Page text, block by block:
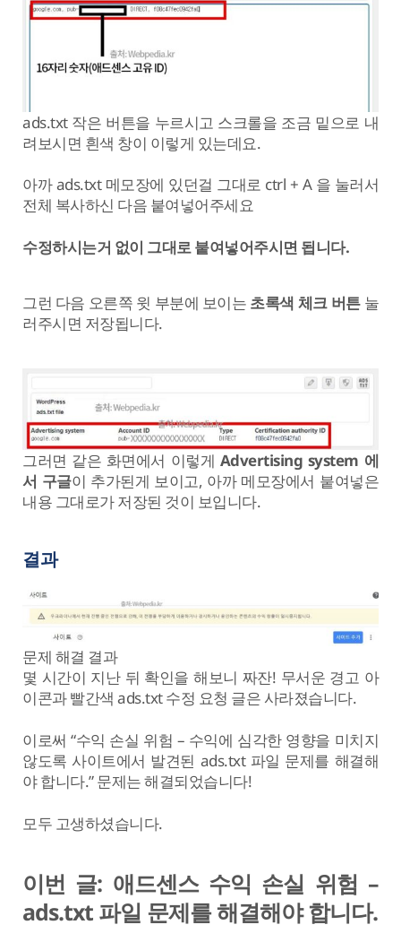
ads.txt 작은 버튼을 누르시고 스크롤을 조금 밑으로 내
려보시면 흰색 창이 이렇게 있는데요.
아까 ads.txt 메모장에 있던걸 그대로 ctrl + A 을 눌러서
전체 복사하신 다음 붙여넣어주세요
수정하시는거 없이 그대로 붙여넣어주시면 됩니다.
그런 다음 오른쪽 윗 부분에 보이는 초록색 체크 버튼눌
러주시면 저장됩니다.
그러면 같은 화면에서 이렇게 Advertising system 에
서 구글이 추가된게 보이고, 아까 메모장에서 붙여넣은
내용 그대로가 저장된 것이 보입니다.
결과
문제 해결 결과
몇 시간이 지난 뒤 확인을 해보니 짜잔! 무서운 경고 아
이콘과 빨간색 ads.txt 수정 요청 글은 사라졌습니다.
이로써 “수익 손실 위험 – 수익에 심각한 영향을 미치지
않도록 사이트에서 발견된 ads.txt 파일 문제를 해결해
야 합니다.” 문제는 해결되었습니다!
모두 고생하셨습니다.
이번 글: 애드센스 수익 손실 위험 –
ads.txt 파일 문제를 해결해야 합니다.